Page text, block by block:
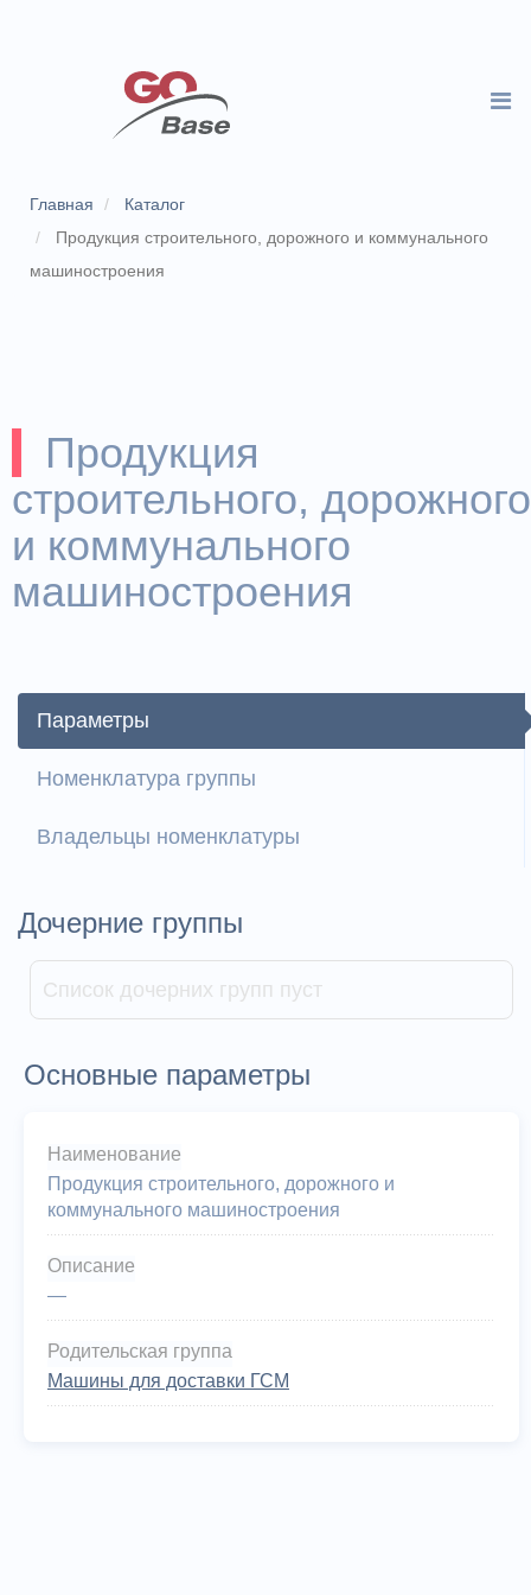
Главная
Каталог
Продукция строительного, дорожного и коммунального
машиностроения
Продукция
строительного, дорожного
и коммунального
машиностроения
Параметры
Номенклатура группы
Владельцы номенклатуры
Дочерние группы
Список дочерних групп пуст
Основные параметры
Наименование
Продукция строительного, дорожного и
коммунального машиностроения
Описание
—
Родительская группа
Машины для доставки ГСМ